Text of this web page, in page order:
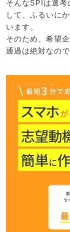
そんなSPIは選考
して、ふるいに
います。
そのため、希望
通過は絶対なので